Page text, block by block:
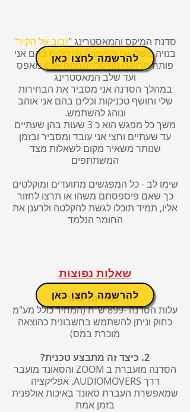
סדנת המיקס והמאסטרינג "זבוב על הקיר"
בנויה משלושה מפגשים מרתקים בהם אני
פותח פרויקט מוזיקלי וממקס אותו מאפס
ועד שלב המאסטרינג
במהלך הסדנה אני מסביר את הבחירות
שלי וחושף טכניקות וכלים בהם אני אוהב
ונוהג להשתמש.
משך כל מפגש הוא כ 3 שעות בהן שעתיים
עד שעתיים וחצי אני עובד ומסביר ובזמן
שנותר משאיר מקום לשאלות מצד
המשתתפים
שימו לב - כל המפגשים מתועדים ומוקלטים
כך שאם פיספסתם משהו או תרצו לחזור
אליו, תמיד תוכלו לגשת להקלטה ולרענן את
החומר הנלמד
שאלות נפוצות
1. כמה זה עולה?
עלות הסדנה -899 ש"ח (המחיר כולל מע"מ
כחוק וניתן להשתמש בחשבונית כהוצאה
מוכרת במס)
2. כיצד זה מתבצע טכנית?
הסדנה מועברת ב ZOOM והסאונד מועבר
דרך AUDIOMOVERS, אפליקציה
שמאפשרת העברת סאונד באיכות אולפנית
בזמן אמת
להרשמה לחצו כאן
להרשמה לחצו כאן